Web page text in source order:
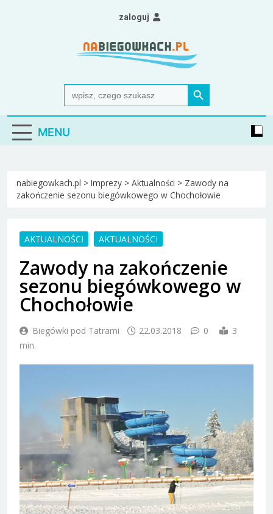
Nabiegowkach.pl
portal miłośników narciarstwa biegowego
Search
for:
Search Button
zaloguj
MENU
nabiegowkach.pl > Imprezy > Aktualności > Zawody na
zakończenie sezonu biegówkowego w Chochołowie
AKTUALNOŚCI AKTUALNOŚCI
Zawody na zakończenie
sezonu biegówkowego w
Chochołowie
Biegówki pod Tatrami 22.03.2018 0
3
min.